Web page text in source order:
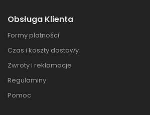
Obsługa Klienta
Formy płatności
Czas i koszty dostawy
Zwroty i reklamacje
Regulaminy
Pomoc